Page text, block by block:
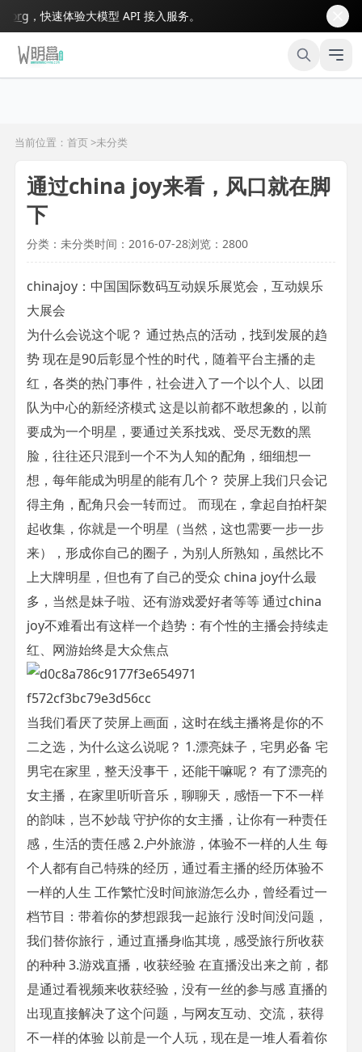
，快速体验大模型 API 接入服务。
当前位置：首页 >未分类
通过china joy来看，风口就在脚
下
分类：未分类时间：2016-07-28浏览：2800
chinajoy：中国国际数码互动娱乐展览会，互动娱乐
大展会
为什么会说这个呢？ 通过热点的活动，找到发展的趋
势 现在是90后彰显个性的时代，随着平台主播的走
红，各类的热门事件，社会进入了一个以个人、以团
队为中心的新经济模式 这是以前都不敢想象的，以前
要成为一个明星，要通过关系找戏、受尽无数的黑
脸，往往还只混到一个不为人知的配角，细细想一
想，每年能成为明星的能有几个？ 荧屏上我们只会记
得主角，配角只会一转而过。 而现在，拿起自拍杆架
起收集，你就是一个明星（当然，这也需要一步一步
来），形成你自己的圈子，为别人所熟知，虽然比不
上大牌明星，但也有了自己的受众 china joy什么最
多，当然是妹子啦、还有游戏爱好者等等 通过china
joy不难看出有这样一个趋势：有个性的主播会持续走
红、网游始终是大众焦点
当我们看厌了荧屏上画面，这时在线主播将是你的不
二之选，为什么这么说呢？ 1.漂亮妹子，宅男必备 宅
男宅在家里，整天没事干，还能干嘛呢？ 有了漂亮的
女主播，在家里听听音乐，聊聊天，感悟一下不一样
的韵味，岂不妙哉 守护你的女主播，让你有一种责任
感，生活的责任感 2.户外旅游，体验不一样的人生 每
个人都有自己特殊的经历，通过看主播的经历体验不
一样的人生 工作繁忙没时间旅游怎么办，曾经看过一
档节目：带着你的梦想跟我一起旅行 没时间没问题，
我们替你旅行，通过直播身临其境，感受旅行所收获
的种种 3.游戏直播，收获经验 在直播没出来之前，都
是通过看视频来收获经验，没有一丝的参与感 直播的
出现直接解决了这个问题，与网友互动、交流，获得
不一样的体验 以前是一个人玩，现在是一堆人看着你